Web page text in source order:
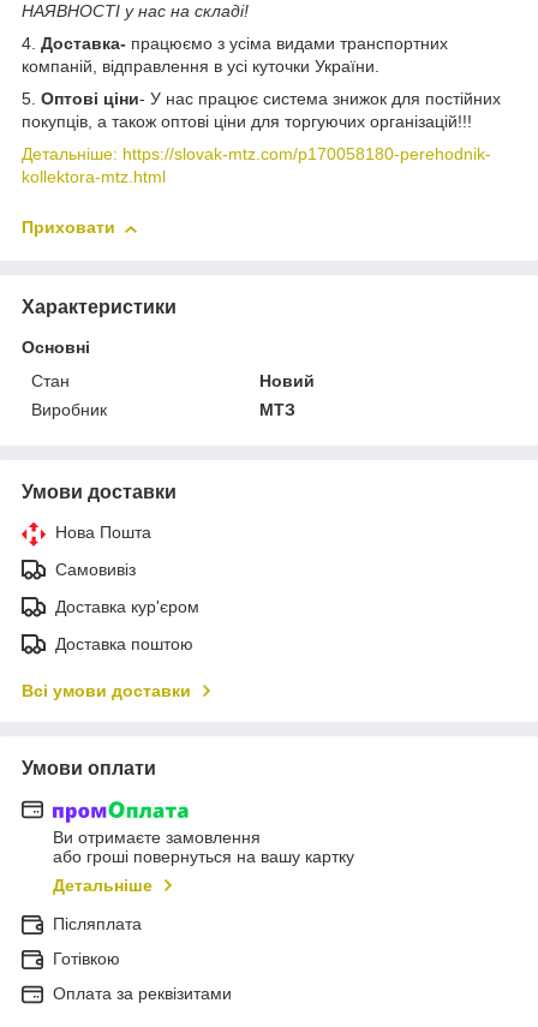
НАЯВНОСТІ у нас на складі!
4. Доставка- працюємо з усіма видами транспортних
компаній, відправлення в усі куточки України.
5. Оптові ціни- У нас працює система знижок для постійних
покупців, а також оптові ціни для торгуючих організацій!!!
Детальніше: https://slovak-mtz.com/p170058180-perehodnik-
kollektora-mtz.html
Приховати
Характеристики
Основні
Стан
Новий
Виробник
МТЗ
Умови доставки
Нова Пошта
Самовивіз
Доставка кур'єром
Доставка поштою
Всі умови доставки
Умови оплати
Ви отримаєте замовлення
або гроші повернуться на вашу картку
Детальніше
Післяплата
Готівкою
Оплата за реквізитами